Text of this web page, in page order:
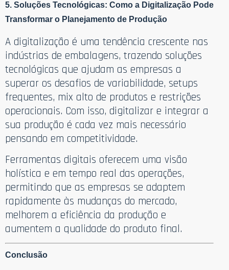
5. Soluções Tecnológicas: Como a Digitalização Pode
Transformar o Planejamento de Produção
A digitalização é uma tendência crescente nas
indústrias de embalagens, trazendo soluções
tecnológicas que ajudam as empresas a
superar os desafios de variabilidade, setups
frequentes, mix alto de produtos e restrições
operacionais. Com isso, digitalizar e integrar a
sua produção é cada vez mais necessário
pensando em competitividade.
Ferramentas digitais oferecem uma visão
holística e em tempo real das operações,
permitindo que as empresas se adaptem
rapidamente às mudanças do mercado,
melhorem a eficiência da produção e
aumentem a qualidade do produto final.
Conclusão